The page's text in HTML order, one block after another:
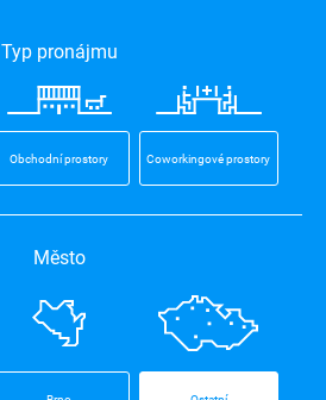
Typ pronájmu
Obchodní prostory Coworkingové prostory
Město